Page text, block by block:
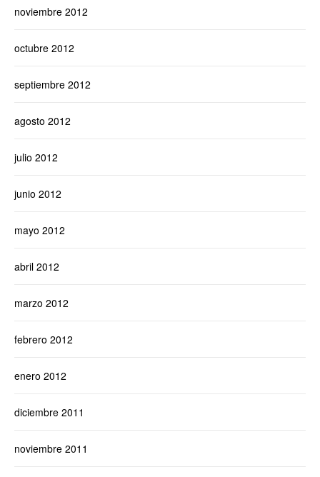
noviembre 2012
octubre 2012
septiembre 2012
agosto 2012
julio 2012
junio 2012
mayo 2012
abril 2012
marzo 2012
febrero 2012
enero 2012
diciembre 2011
noviembre 2011